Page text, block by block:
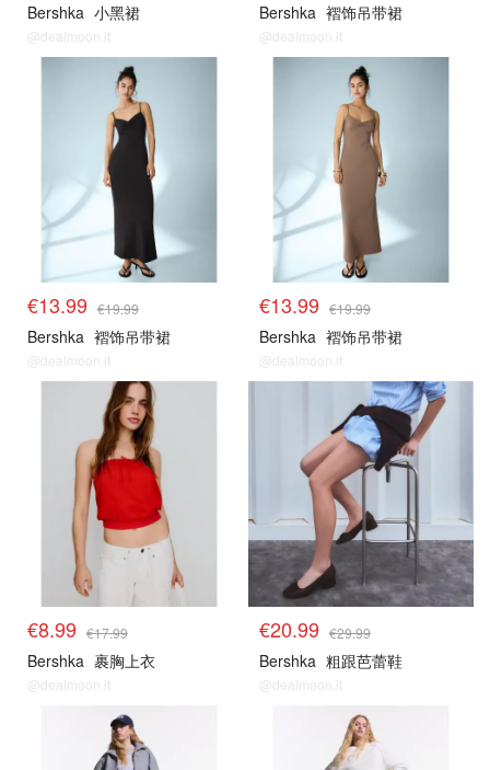
Bershka 小黑裙
@dealmoon.it
Bershka 褶饰吊带裙
@dealmoon.it
€13.99 €19.99
Bershka 褶饰吊带裙
@dealmoon.it
€13.99 €19.99
Bershka 褶饰吊带裙
@dealmoon.it
€8.99 €17.99
Bershka 裹胸上衣
@dealmoon.it
€20.99 €29.99
Bershka 粗跟芭蕾鞋
@dealmoon.it